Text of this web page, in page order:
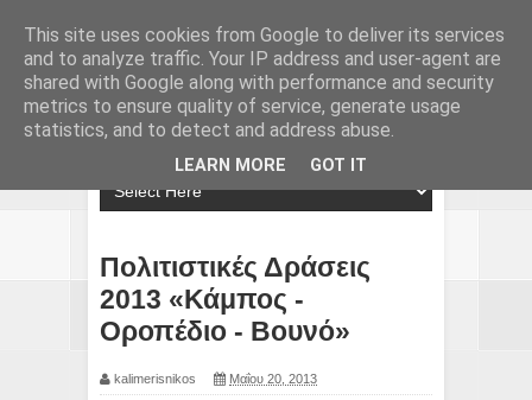
Πολιτιστικές Δράσεις
2013 «Κάμπος -
Οροπέδιο - Βουνό»
kalimerisnikos Μαΐου 20, 2013
This site uses cookies from Google to deliver its services
and to analyze traffic. Your IP address and user-agent are
shared with Google along with performance and security
metrics to ensure quality of service, generate usage
statistics, and to detect and address abuse.
LEARN MORE GOT IT